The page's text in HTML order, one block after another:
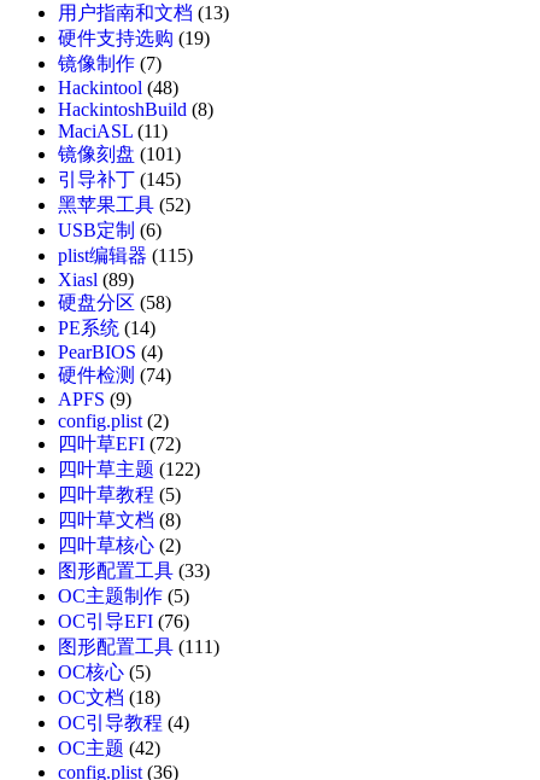
用户指南和文档 (13)
硬件支持选购 (19)
镜像制作 (7)
Hackintool (48)
HackintoshBuild (8)
MaciASL (11)
镜像刻盘 (101)
引导补丁 (145)
黑苹果工具 (52)
USB定制 (6)
plist编辑器 (115)
Xiasl (89)
硬盘分区 (58)
PE系统 (14)
PearBIOS (4)
硬件检测 (74)
APFS (9)
config.plist(2)
四叶草EFI (72)
四叶草主题 (122)
四叶草教程 (5)
四叶草文档 (8)
四叶草核心 (2)
图形配置工具 (33)
OC主题制作 (5)
OC引导EFI (76)
图形配置工具 (111)
OC核心 (5)
OC文档 (18)
OC引导教程 (4)
OC主题 (42)
config.plist(36)